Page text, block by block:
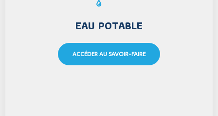
EAU POTABLE
ACCÉDER AU SAVOIR-FAIRE